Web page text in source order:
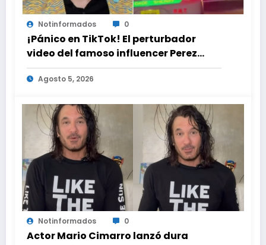
Notinformados 0
¡Pánico en TikTok! El perturbador
video del famoso influencer Perez
Hilton que obligó a sus fans a pedir
ayuda médica
Agosto 5, 2026
Notinformados 0
Actor Mario Cimarro lanzó dura